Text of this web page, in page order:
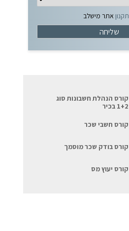
תקנון אתר מישלב
קורס הנהלת חשבונות סוג
1+2 בכיר
קורס חשבי שכר
קורס בודק שכר מוסמך
קורס יעוץ מס